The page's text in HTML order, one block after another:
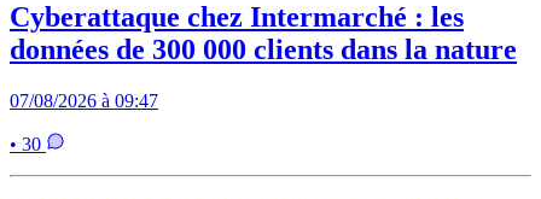
Cyberattaque chez Intermarché : les
données de 300 000 clients dans la nature
07/08/2026 à 09:47
• 30